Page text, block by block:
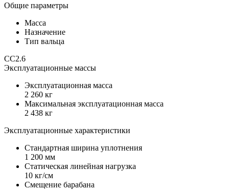
Общие параметры
Масса
Назначение
Тип вальца
CC2.6
Эксплуатационные массы
Эксплуатационная масса
2 260 кг
Максимальная эксплуатационная масса
2 438 кг
Эксплуатационные характеристики
Стандартная ширина уплотнения
1 200 мм
Статическая линейная нагрузка
10 кг/см
Смещение барабана